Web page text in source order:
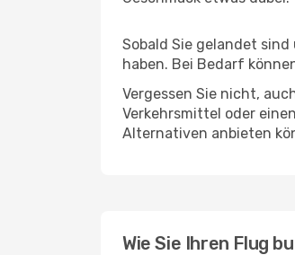
Sobald Sie gelandet
haben. Bei Bedarf
Vergessen Sie nicht,
Verkehrsmittel oder
Alternativen anbieten
Wie Sie Ihren Flug